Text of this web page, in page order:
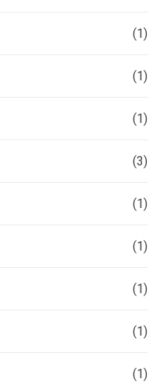
(1)
(1)
(1)
(3)
(1)
(1)
(1)
(1)
(1)